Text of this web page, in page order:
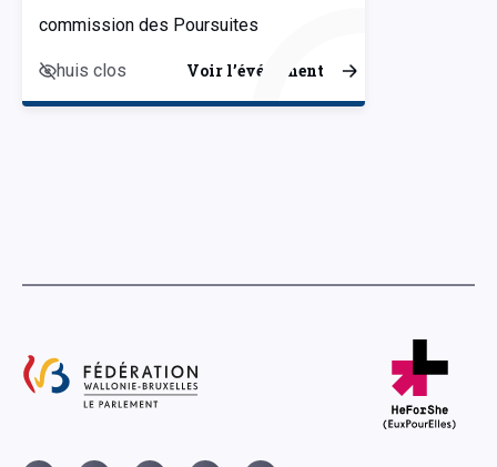
commission des Poursuites
huis clos Voir l’événement